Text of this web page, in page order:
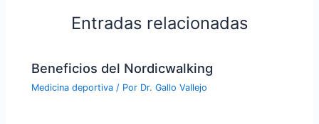
Entradas relacionadas
Beneficios del Nordicwalking
Medicina deportiva / Por Dr. Gallo Vallejo